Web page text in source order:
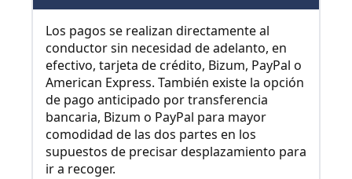
Los pagos se realizan directamente al
conductor sin necesidad de adelanto, en
efectivo, tarjeta de crédito, Bizum, PayPal o
American Express. También existe la opción
de pago anticipado por transferencia
bancaria, Bizum o PayPal para mayor
comodidad de las dos partes en los
supuestos de precisar desplazamiento para
ir a recoger.